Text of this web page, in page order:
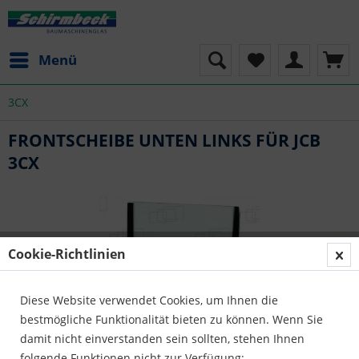
Menü
3CX
FRONTSCHEIBE UNTEN LINKS FÜR JCB
3CX
Cookie-Richtlinien
Diese Website verwendet Cookies, um Ihnen die
bestmögliche Funktionalität bieten zu können. Wenn Sie
damit nicht einverstanden sein sollten, stehen Ihnen